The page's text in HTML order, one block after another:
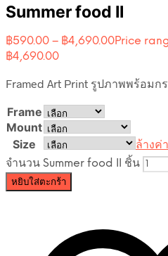
Summer food II
฿590.00 – ฿4,690.00Price
฿4,690.00
Framed Art Print รูปภาพพร้อมก
Frame
Mount
Size
ล้างค่า
จำนวน Summer food II ชิ้น
หยิบใส่ตะกร้า